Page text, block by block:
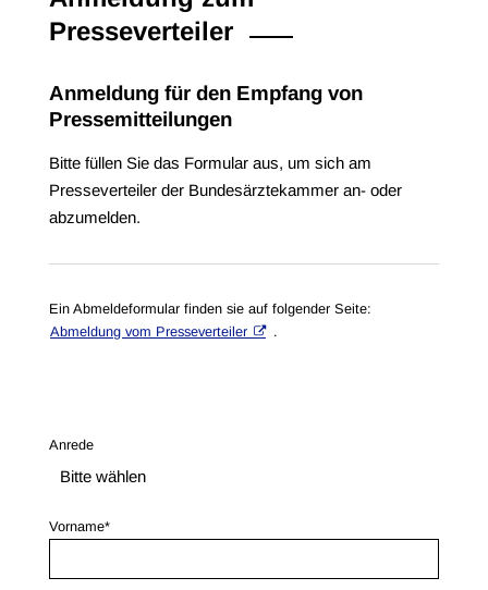
Presseverteiler
Anmeldung für den Empfang von
Pressemitteilungen
Bitte füllen Sie das Formular aus, um sich am
Presseverteiler der Bundesärztekammer an- oder
abzumelden.
Ein Abmeldeformular finden sie auf folgender Seite:
Abmeldung vom Presseverteiler
.
Anrede
Vorname*